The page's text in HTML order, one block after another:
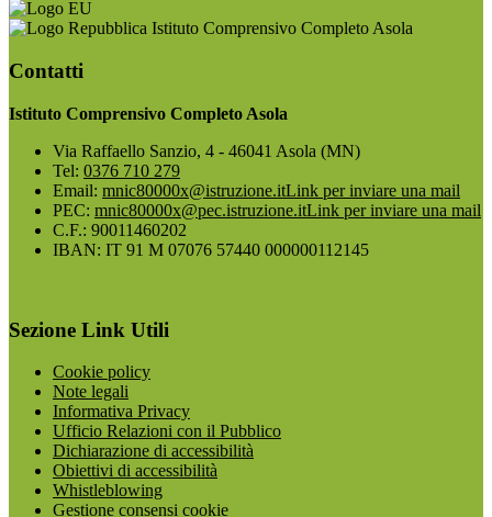
Istituto Comprensivo Completo Asola
Contatti
Istituto Comprensivo Completo Asola
Via Raffaello Sanzio, 4 - 46041 Asola (MN)
Tel: 0376 710 279
Email: mnic80000x@istruzione.itLink per inviare una mail
PEC: mnic80000x@pec.istruzione.itLink per inviare una mail
C.F.: 90011460202
IBAN: IT 91 M 07076 57440 000000112145
Sezione Link Utili
Cookie policy
Note legali
Informativa Privacy
Ufficio Relazioni con il Pubblico
Dichiarazione di accessibilità
Obiettivi di accessibilità
Whistleblowing
Gestione consensi cookie